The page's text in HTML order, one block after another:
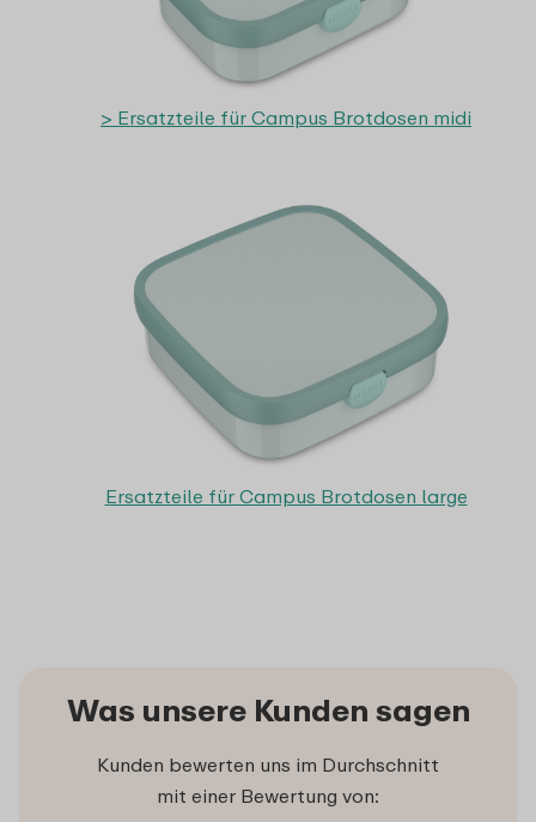
> Ersatzteile für Campus Brotdosen midi
Ersatzteile für Campus Brotdosen large
Was unsere Kunden sagen
Kunden bewerten uns im Durchschnitt
mit einer Bewertung von: